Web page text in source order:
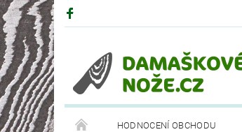
HODNOCENÍ OBCHODU